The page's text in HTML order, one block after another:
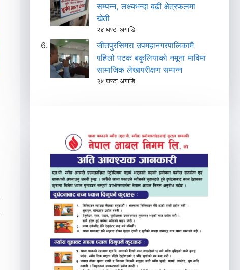
सम्पन्न, लक्ष्यभन्दा बढी क्षेत्रफलमा
खेती
२४ घण्टा अगाडि
जीतपुरसिमरा उपमहानगरपालिकामै
पहिलो पटक बकुलियाको नमूना माविमा
सामाजिक लेखापरीक्षण सम्पन्न
२४ घण्टा अगाडि